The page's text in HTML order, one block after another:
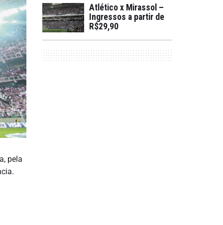
pela
Atlético x Mirassol –
Ingressos a partir de
R$29,90